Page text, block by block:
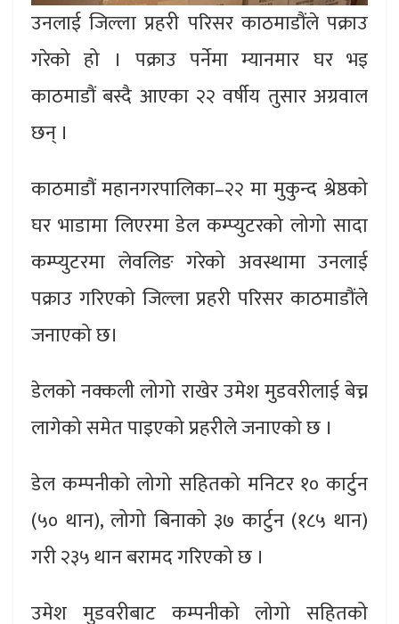
उनलाई जिल्ला प्रहरी परिसर काठमाडौंले पक्राउ
गरेको हो । पक्राउ पर्नेमा म्यानमार घर भइ
काठमाडौं बस्दै आएका २२ वर्षीय तुसार अग्रवाल
छन् ।
काठमाडौं महानगरपालिका–२२ मा मुकुन्द श्रेष्ठको
घर भाडामा लिएरमा डेल कम्प्युटरको लोगो सादा
कम्प्युटरमा लेवलिङ गरेको अवस्थामा उनलाई
पक्राउ गरिएको जिल्ला प्रहरी परिसर काठमाडौंले
जनाएको छ।
डेलको नक्कली लोगो राखेर उमेश मुडवरीलाई बेच्न
लागेको समेत पाइएको प्रहरीले जनाएको छ ।
डेल कम्पनीको लोगो सहितको मनिटर १० कार्टुन
(५० थान), लोगो बिनाको ३७ कार्टुन (१८५ थान)
गरी २३५ थान बरामद गरिएको छ ।
उमेश मुडवरीबाट कम्पनीको लोगो सहितको